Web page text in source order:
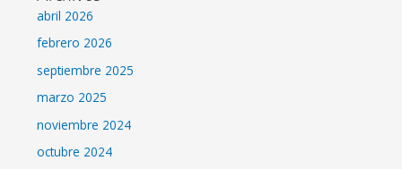
abril 2026
febrero 2026
septiembre 2025
marzo 2025
noviembre 2024
octubre 2024